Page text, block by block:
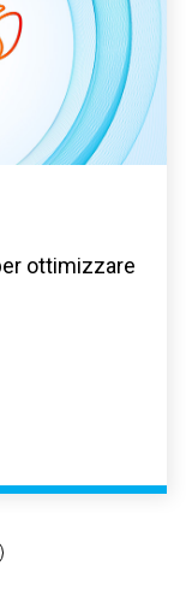
ottimizzare